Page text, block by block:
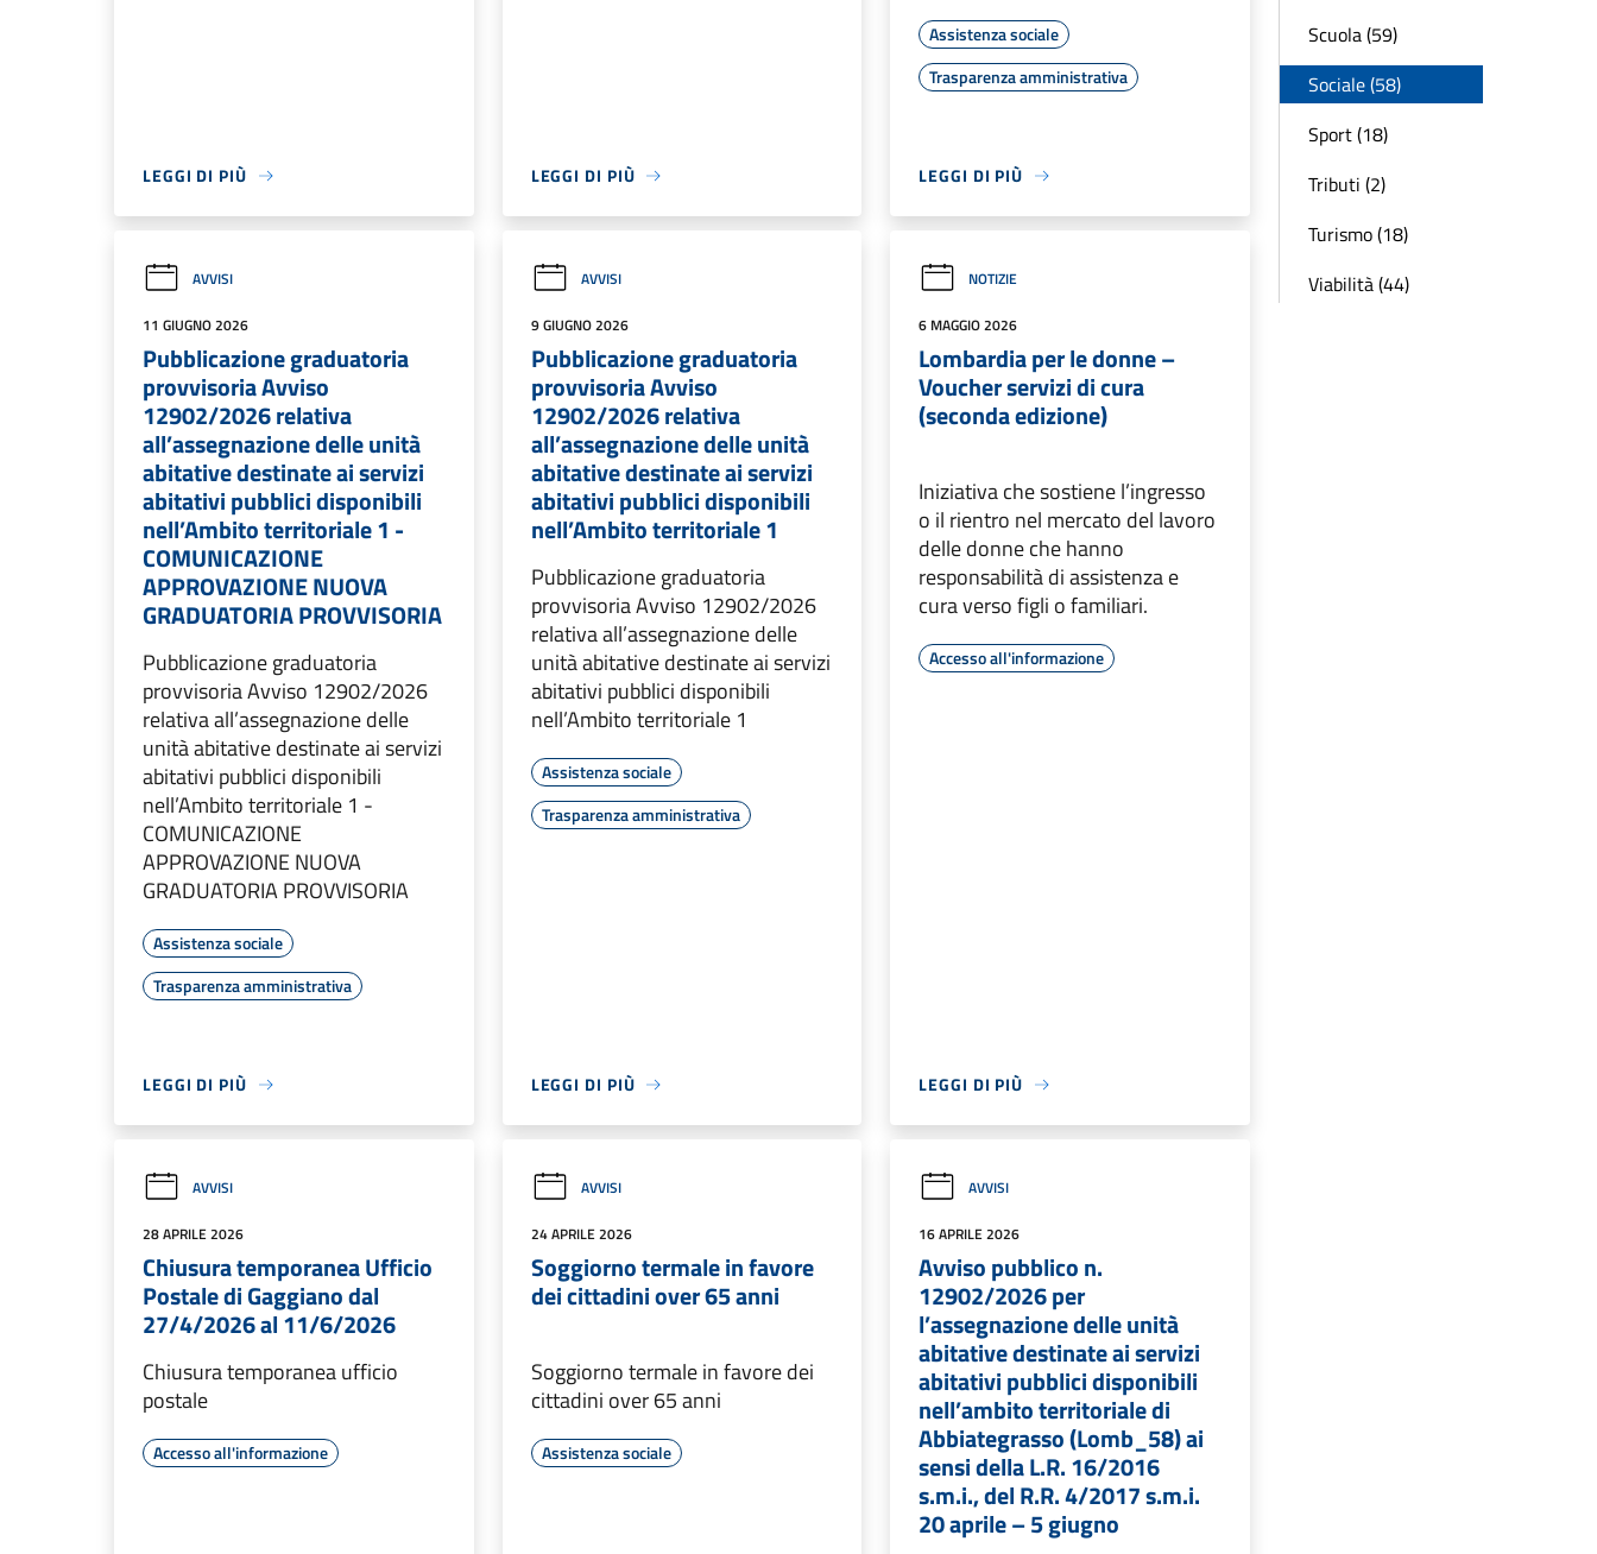
LEGGI DI PIÙ LEGGI DI PIÙ
Assistenza sociale
Trasparenza amministrativa
LEGGI DI PIÙ
AVVISI
11 GIUGNO 2026
Pubblicazione graduatoria
provvisoria Avviso
12902/2026 relativa
all’assegnazione delle unità
abitative destinate ai servizi
abitativi pubblici disponibili
nell’Ambito territoriale 1 -
COMUNICAZIONE
APPROVAZIONE NUOVA
GRADUATORIA PROVVISORIA
Pubblicazione graduatoria
provvisoria Avviso 12902/2026
relativa all’assegnazione delle
unità abitative destinate ai servizi
abitativi pubblici disponibili
nell’Ambito territoriale 1 -
COMUNICAZIONE
APPROVAZIONE NUOVA
GRADUATORIA PROVVISORIA
Assistenza sociale
Trasparenza amministrativa
LEGGI DI PIÙ
AVVISI
9 GIUGNO 2026
Pubblicazione graduatoria
provvisoria Avviso
12902/2026 relativa
all’assegnazione delle unità
abitative destinate ai servizi
abitativi pubblici disponibili
nell’Ambito territoriale 1
Pubblicazione graduatoria
provvisoria Avviso 12902/2026
relativa all’assegnazione delle
unità abitative destinate ai servizi
abitativi pubblici disponibili
nell’Ambito territoriale 1
Assistenza sociale
Trasparenza amministrativa
LEGGI DI PIÙ
NOTIZIE
6 MAGGIO 2026
Lombardia per le donne –
Voucher servizi di cura
(seconda edizione)
Iniziativa che sostiene l’ingresso
o il rientro nel mercato del lavoro
delle donne che hanno
responsabilità di assistenza e
cura verso figli o familiari.
Accesso all'informazione
LEGGI DI PIÙ
AVVISI
28 APRILE 2026
Chiusura temporanea Ufficio
Postale di Gaggiano dal
27/4/2026 al 11/6/2026
Chiusura temporanea ufficio
postale
Accesso all'informazione
AVVISI
24 APRILE 2026
Soggiorno termale in favore
dei cittadini over 65 anni
Soggiorno termale in favore dei
cittadini over 65 anni
Assistenza sociale
AVVISI
16 APRILE 2026
Avviso pubblico n.
12902/2026 per
l’assegnazione delle unità
abitative destinate ai servizi
abitativi pubblici disponibili
nell’ambito territoriale di
Abbiategrasso (Lomb_58) ai
sensi della L.R. 16/2016
s.m.i., del R.R. 4/2017 s.m.i.
20 aprile – 5 giugno
Scuola (59)
Sociale (58)
Sport (18)
Tributi (2)
Turismo (18)
Viabilità (44)